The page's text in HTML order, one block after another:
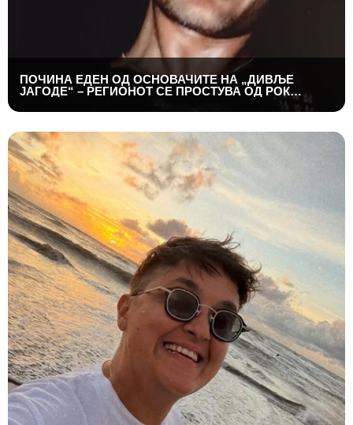
ПОЧИНА ЕДЕН ОД ОСНОВАЧИТЕ НА „ДИВЉЕ
ЈАГОДЕ“ – РЕГИОНОТ СЕ ПРОСТУВА ОД РОК